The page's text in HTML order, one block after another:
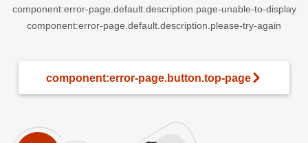
component:error-page.default.description.page-unable-to-display
component:error-page.default.description.please-try-again
component:error-page.button.top-page